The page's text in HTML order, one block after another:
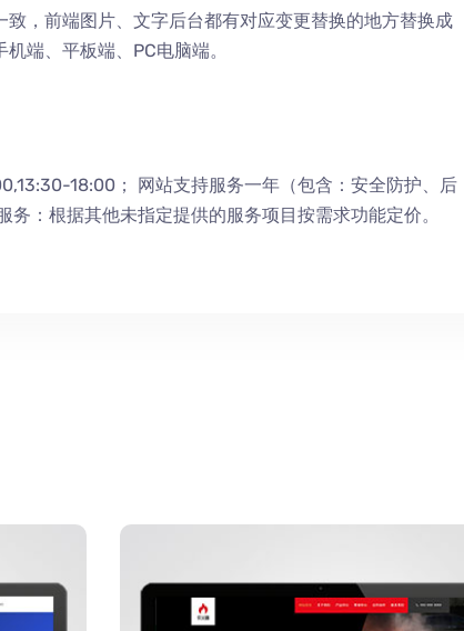
，前端图片、文字后台都有对应变更替换的地方替换成
端、平板端、PC电脑端。
18:00； 网站支持服务一年（包含：安全防护、
后
务：根据其他未指定提供的服务项目按需求功能定价。